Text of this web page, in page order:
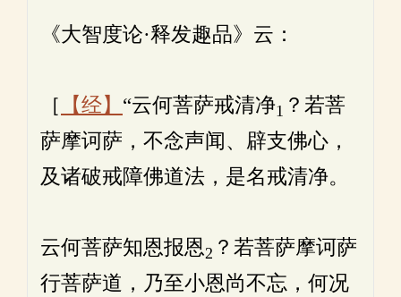
《大智度论·释发趣品》云：
［ 【经】 “云何菩萨戒清净1 ？若菩
萨摩诃萨，不念声闻、辟支佛心，
及诸破戒障佛道法，是名戒清净。
云何菩萨知恩报恩2 ？若菩萨摩诃萨
行菩萨道，乃至小恩尚不忘，何况